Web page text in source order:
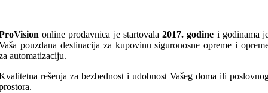
online prodavnica je startovala2017. godine i godinama
pouzdana destinacija za kupovinu siguronosne opreme i
automatizaciju.
rešenja za bezbednost i udobnost Vašeg doma ili